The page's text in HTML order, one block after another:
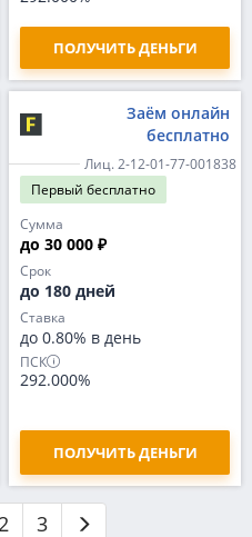
ПОЛУЧИТЬ ДЕНЬГИ
Заём онлайн
бесплатно
Лиц. 2-12-01-77-001838
Первый бесплатно
Сумма
до 30 000 ₽
Срок
до 180 дней
Ставка
до 0.80% в день
ПСК
292.000%
ПОЛУЧИТЬ ДЕНЬГИ
3